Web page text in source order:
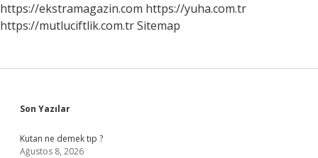
https://ekstramagazin.com https://yuha.com.tr
https://mutluciftlik.com.trSitemap
Sidebar
Son Yazılar
Kutan ne demek tıp ?
Ağustos 8, 2026